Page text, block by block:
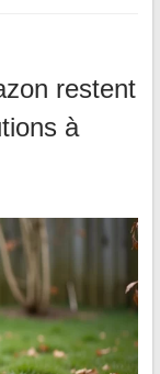
restent
à